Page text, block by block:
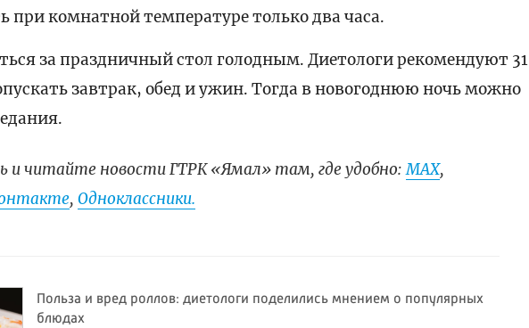
при комнатной температуре только два часа.
за праздничный стол голодным. Диетологи рекомендуют 31
завтрак, обед и ужин. Тогда в новогоднюю ночь можно
и читайте новости ГТРК «Ямал» там, где удобно:МАХ,
,Одноклассники.
Польза и вред роллов: диетологи поделились мнением о популярных
блюдах